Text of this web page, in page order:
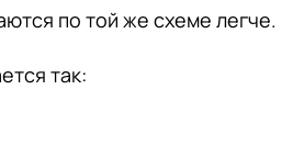
по той же схеме легче.
так: